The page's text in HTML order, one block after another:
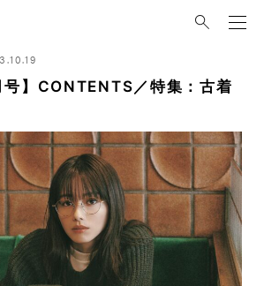
号】CONTENTS／特集：古着